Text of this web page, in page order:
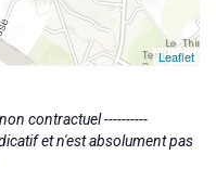
Leaflet
contractuel ----------
et n'est absolument pas